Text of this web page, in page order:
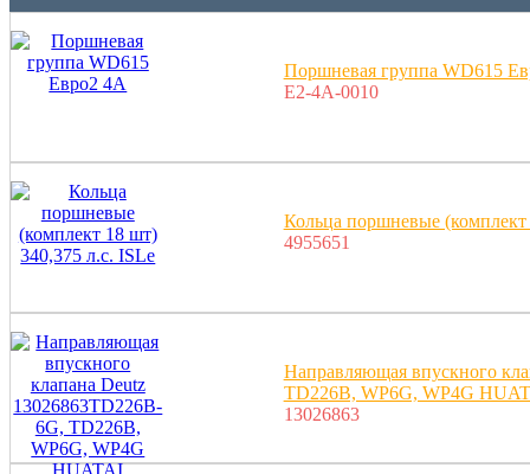
Поршневая группа WD615
E2-4A-0010
Кольца поршневые
4955651
Направляющая впускного
TD226B, WP6G, WP4G
13026863